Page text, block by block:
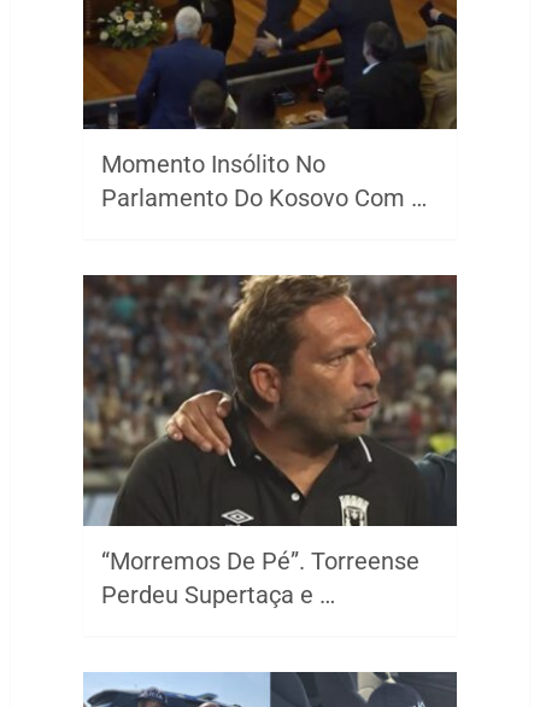
Momento Insólito No
Parlamento Do Kosovo Com …
“Morremos De Pé”. Torreense
Perdeu Supertaça e …